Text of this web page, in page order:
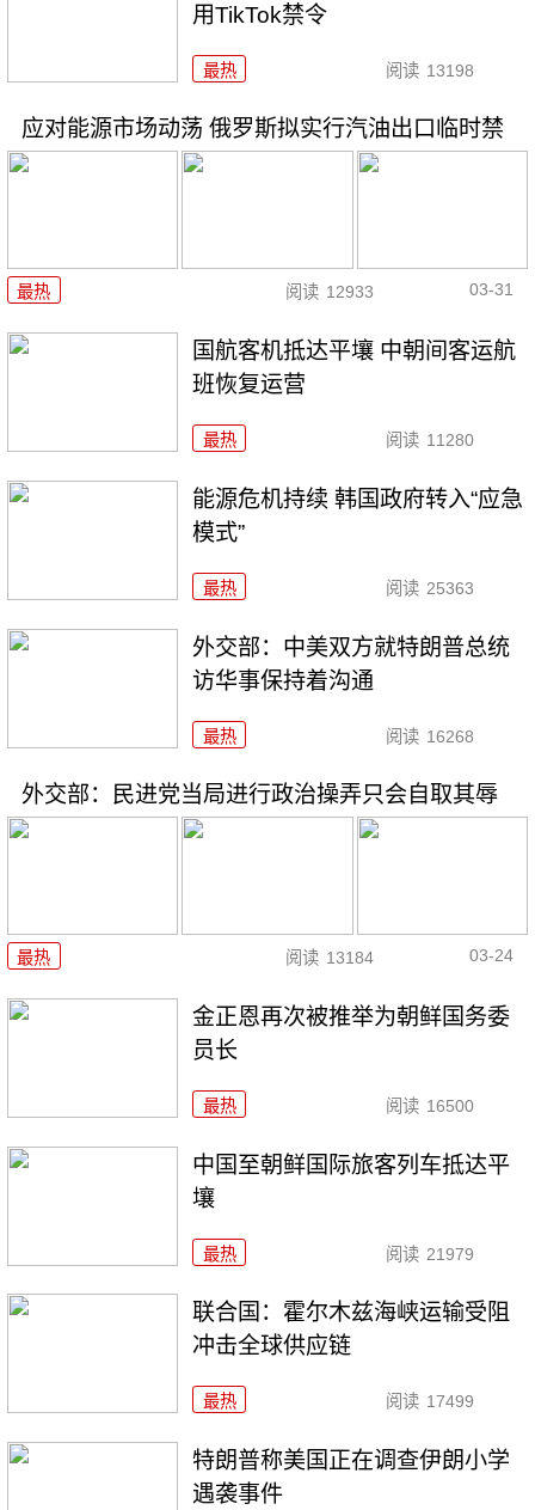
用TikTok禁令
最热 阅读 13198
应对能源市场动荡 俄罗斯拟实行汽油出口临时禁
最热 阅读 12933 03-31
国航客机抵达平壤 中朝间客运航
班恢复运营
最热 阅读 11280
能源危机持续 韩国政府转入“应急
模式”
最热 阅读 25363
外交部：中美双方就特朗普总统
访华事保持着沟通
最热 阅读 16268
外交部：民进党当局进行政治操弄只会自取其辱
最热 阅读 13184 03-24
金正恩再次被推举为朝鲜国务委
员长
最热 阅读 16500
中国至朝鲜国际旅客列车抵达平
壤
最热 阅读 21979
联合国：霍尔木兹海峡运输受阻
冲击全球供应链
最热 阅读 17499
特朗普称美国正在调查伊朗小学
遇袭事件